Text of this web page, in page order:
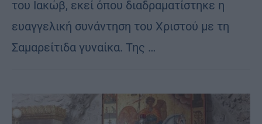
του Ιακώβ, εκεί όπου διαδραματίστηκε η
ευαγγελική συνάντηση του Χριστού με τη
Σαμαρείτιδα γυναίκα. Της …